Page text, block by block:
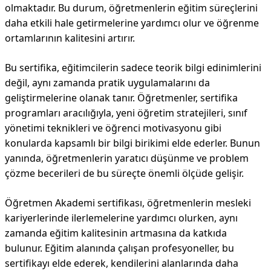
olmaktadır. Bu durum, öğretmenlerin eğitim süreçlerini
daha etkili hale getirmelerine yardımcı olur ve öğrenme
ortamlarının kalitesini artırır.
Bu sertifika, eğitimcilerin sadece teorik bilgi edinimlerini
değil, aynı zamanda pratik uygulamalarını da
geliştirmelerine olanak tanır. Öğretmenler, sertifika
programları aracılığıyla, yeni öğretim stratejileri, sınıf
yönetimi teknikleri ve öğrenci motivasyonu gibi
konularda kapsamlı bir bilgi birikimi elde ederler. Bunun
yanında, öğretmenlerin yaratıcı düşünme ve problem
çözme becerileri de bu süreçte önemli ölçüde gelişir.
Öğretmen Akademi sertifikası, öğretmenlerin mesleki
kariyerlerinde ilerlemelerine yardımcı olurken, aynı
zamanda eğitim kalitesinin artmasına da katkıda
bulunur. Eğitim alanında çalışan profesyoneller, bu
sertifikayı elde ederek, kendilerini alanlarında daha